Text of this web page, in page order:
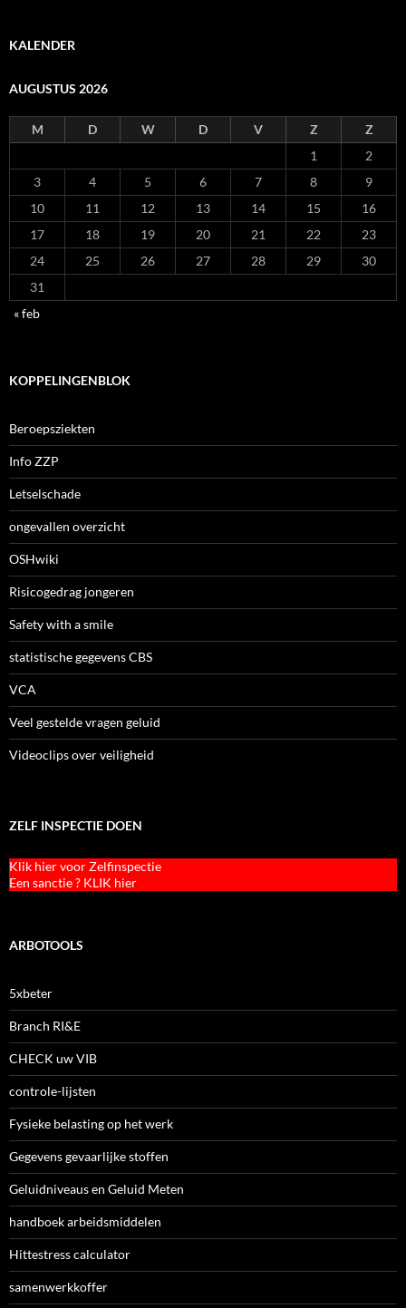
KALENDER
AUGUSTUS 2026
M D W D V Z
Z
1
2
3
4 5 6 7 8
9
10
11 12 13 14 15
16
17
18 19 20 21 22
23
24
25 26 27 28 29
30
31
« feb
KOPPELINGENBLOK
Beroepsziekten
Info ZZP
Letselschade
ongevallen overzicht
OSHwiki
Risicogedrag jongeren
Safety with a smile
statistische gegevens CBS
VCA
Veel gestelde vragen geluid
Videoclips over veiligheid
ZELF INSPECTIE DOEN
Klik hier voor Zelfinspectie
Een sanctie ? KLIK hier
ARBOTOOLS
5xbeter
Branch RI&E
CHECK uw VIB
controle-lijsten
Fysieke belasting op het werk
Gegevens gevaarlijke stoffen
Geluidniveaus en Geluid Meten
handboek arbeidsmiddelen
Hittestress calculator
samenwerkkoffer